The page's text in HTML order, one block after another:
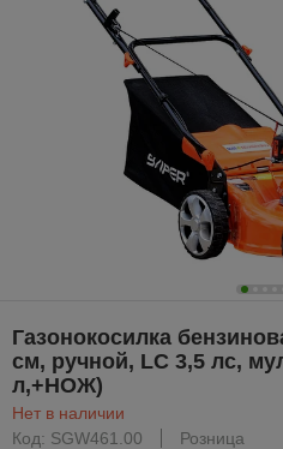
Газонокосилка
см, ручной, LC 3,5 лс,
л,+НОЖ)
Нет в наличии
Код: SGW461.00
Розница